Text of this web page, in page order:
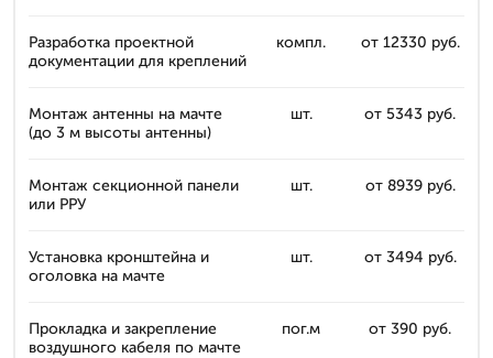
Разработка проектной
документации для креплений
компл. от 12330 руб.
Монтаж антенны на мачте
(до 3 м высоты антенны)
шт. от 5343 руб.
Монтаж секционной панели
или РРУ
шт. от 8939 руб.
Установка кронштейна и
оголовка на мачте
шт. от 3494 руб.
Прокладка и закрепление
воздушного кабеля по мачте
пог.м от 390 руб.